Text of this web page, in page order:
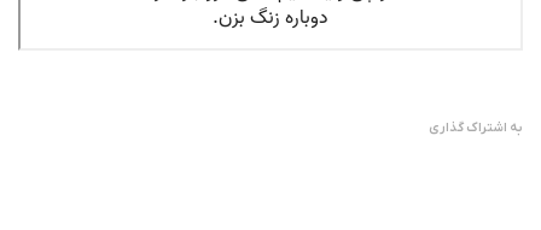
به اشتراک گذاری